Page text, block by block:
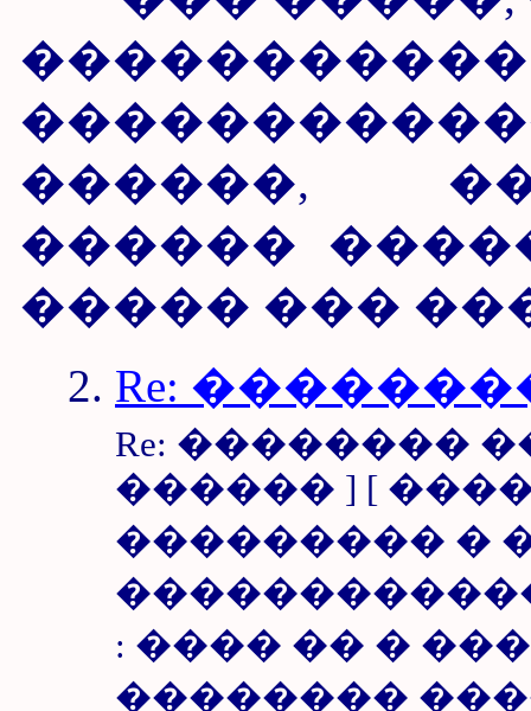
������,
������
����� ���
Re:
Re: ��������
������ ] [
��������� �
: ���� �� �